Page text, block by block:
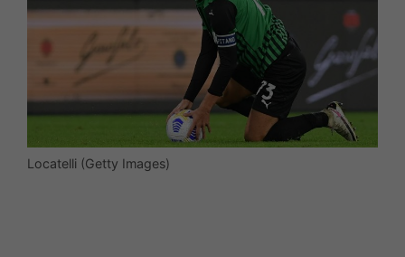
Locatelli (Getty Images)